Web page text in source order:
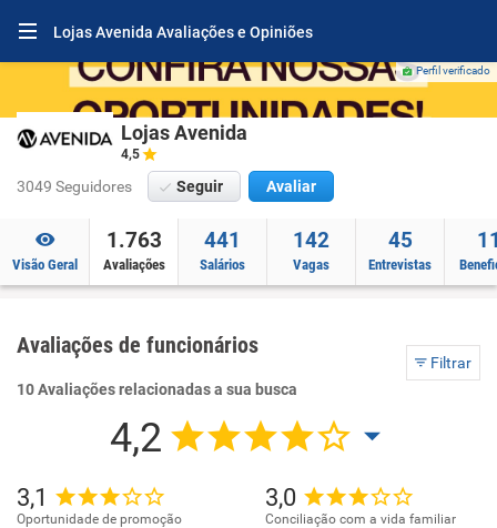
Lojas Avenida Avaliações e Opiniões
Perfil verificado
Lojas Avenida
4,5
3049 Seguidores Seguir Avaliar
Visão Geral
1.763
Avaliações
441
Salários
142
Vagas
45
Entrevistas
Avaliações de funcionários
Filtrar
10 Avaliações relacionadas a sua busca
4,2
3,1
Oportunidade de promoção
3,0
Conciliação com a vida familiar